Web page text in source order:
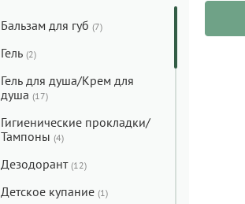
Бальзам для губ (7)
Гель (2)
Гель для душа/Крем для
душа (17)
Гигиенические прокладки/
Тампоны (4)
Дезодорант (12)
Детское купание (1)